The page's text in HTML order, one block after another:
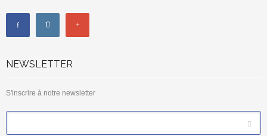
NEWSLETTER
S'inscrire à notre newsletter